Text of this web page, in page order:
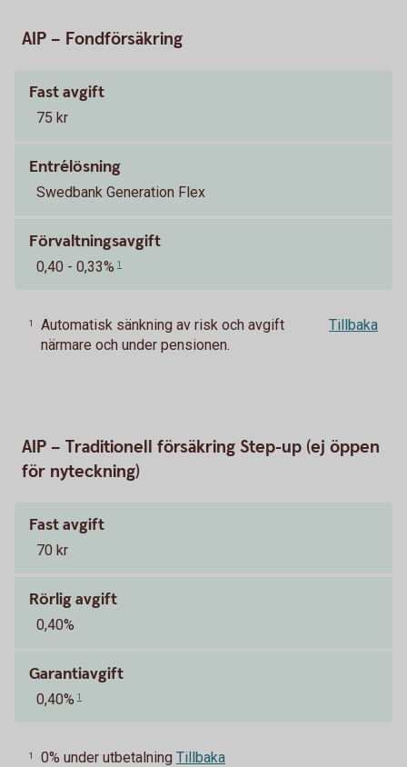
AIP – Fondförsäkring
Fast avgift
75 kr
Entrélösning
Swedbank Generation Flex
Förvaltningsavgift
0,40 - 0,33% 1
1
Automatisk sänkning av risk och avgift
närmare och under pensionen.
Tillbaka
AIP – Traditionell försäkring Step-up (ej öppen
för nyteckning)
Fast avgift
70 kr
Rörlig avgift
0,40%
Garantiavgift
0,40% 1
1 0% under utbetalning Tillbaka